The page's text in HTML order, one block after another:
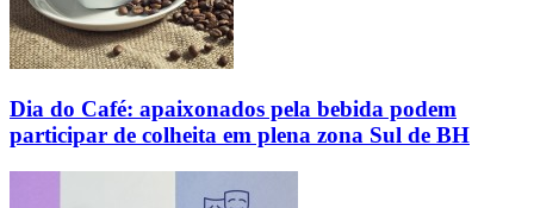
Dia do Café: apaixonados pela bebida podem
participar de colheita em plena zona Sul de BH